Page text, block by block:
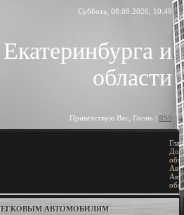
Суббота, 08.08.2026, 10:49
и
области
Приветствую Вас Гость | RSS
АВТОМОБИЛЯМ